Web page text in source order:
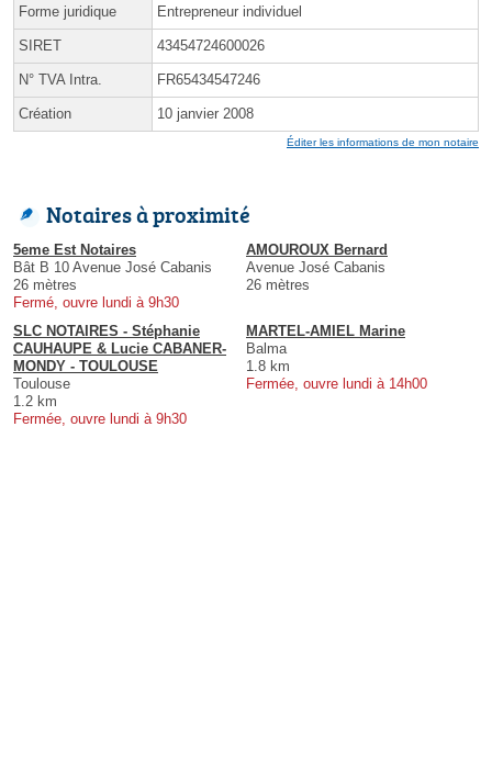
Forme juridique Entrepreneur individuel
SIRET 43454724600026
N° TVA Intra. FR65434547246
Création 10 janvier 2008
Éditer les informations de mon notaire
Notaires à proximité
5eme Est Notaires
Bât B 10 Avenue José Cabanis
26 mètres
Fermé, ouvre lundi à 9h30
AMOUROUX Bernard
Avenue José Cabanis
26 mètres
SLC NOTAIRES - Stéphanie
CAUHAUPE & Lucie CABANER-
MONDY - TOULOUSE
Toulouse
1.2 km
Fermée, ouvre lundi à 9h30
MARTEL-AMIEL Marine
Balma
1.8 km
Fermée, ouvre lundi à 14h00